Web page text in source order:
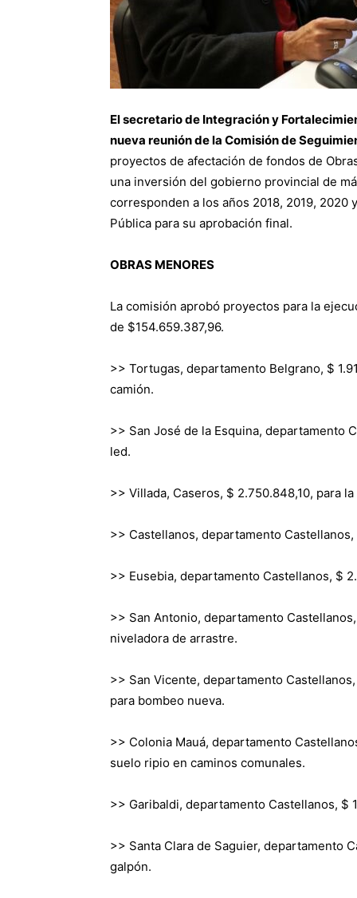
El secretario de Integración y
nueva reunión de la Comisión de
proyectos de afectación de fondos de
una inversión del gobierno provincial de
corresponden a los años 2018, 2019,
Pública para su aprobación final.
OBRAS MENORES
La comisión aprobó proyectos para la
de $154.659.387,96.
>> Tortugas, departamento Belgrano, $
camión.
>> San José de la Esquina, departamento
led.
>> Villada, Caseros, $ 2.750.848,10, para
>> Castellanos, departamento
>> Eusebia, departamento Castellanos, $
>> San Antonio, departamento
niveladora de arrastre.
>> San Vicente, departamento
para bombeo nueva.
>> Colonia Mauá, departamento
suelo ripio en caminos comunales.
>> Garibaldi, departamento Castellanos, $
>> Santa Clara de Saguier, departamento
galpón.